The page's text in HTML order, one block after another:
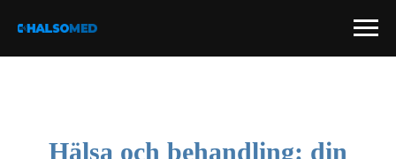
Hälsa och behandling: din